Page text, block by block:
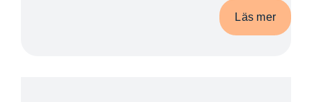
Läs mer